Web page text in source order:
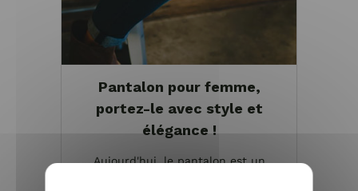
Pantalon pour femme,
portez-le avec style et
élégance !
Aujourd'hui, le pantalon est un